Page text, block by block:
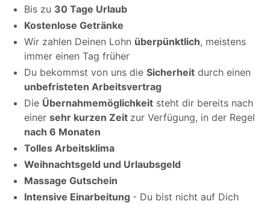
Bis zu 30 Tage Urlaub
Kostenlose Getränke
Wir zahlen Deinen Lohn überpünktlich, meistens
immer einen Tag früher
Du bekommst von uns die Sicherheit durch einen
unbefristeten Arbeitsvertrag
Die Übernahmemöglichkeit steht dir bereits nach
einer sehr kurzen Zeit zur Verfügung, in der Regel
nach 6 Monaten
Tolles Arbeitsklima
Weihnachtsgeld und Urlaubsgeld
Massage Gutschein
Intensive Einarbeitung - Du bist nicht auf Dich